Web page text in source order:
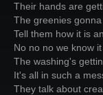
Their hands are
The greenies
Tell them how it is
No no no we know
The washing's
It's all in such a
They talk about